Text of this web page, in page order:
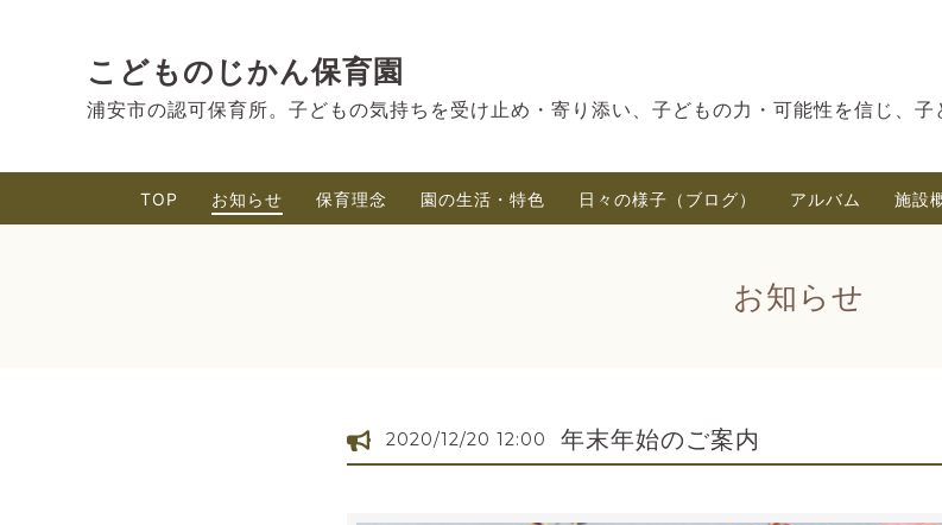
こどものじかん保育園
浦安市の認可保育所。子どもの気持ちを受け止め・寄り添い、子どもの力・可能性を信じ、子
TOP お知らせ 保育理念 園の生活・特色 日々の様子（ブログ） アルバム 施設
お知らせ
2020/12/20 12:00 年末年始のご案内